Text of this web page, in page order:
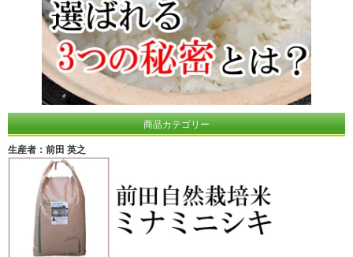
商品カテゴリー
生産者：前田 英之